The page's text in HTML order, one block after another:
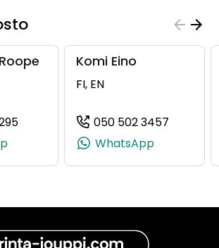
(+358504712295, 0504712295, +358
Komi Eino
FI, EN
050 502 3457
WhatsApp